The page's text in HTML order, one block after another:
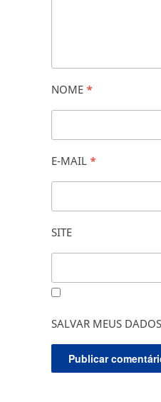
NOME *
E-MAIL *
SITE
SALVAR MEUS